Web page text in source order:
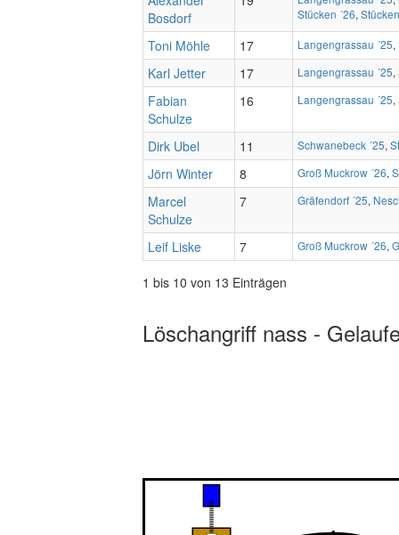
Bosdorf
Stücken ´26,
Toni Möhle 17 Langengrassau ´25,
Karl Jetter 17 Langengrassau ´25,
Fabian
Schulze
16 Langengrassau ´25,
Dirk Ubel 11 Schwanebeck ´25,
Jörn Winter 8 Groß Muckrow ´26,
Marcel
Schulze
7 Gräfendorf ´25,
Leif Liske 7 Groß Muckrow ´26,
1 bis 10 von 13 Einträgen
Löschangriff nass -